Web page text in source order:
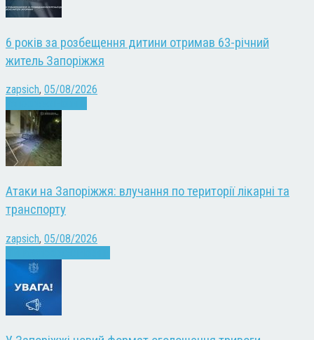
6 років за розбещення дитини отримав 63-річний
житель Запоріжжя
zapsich, 05/08/2026
Атаки на Запоріжжя: влучання по території лікарні та
транспорту
zapsich, 05/08/2026